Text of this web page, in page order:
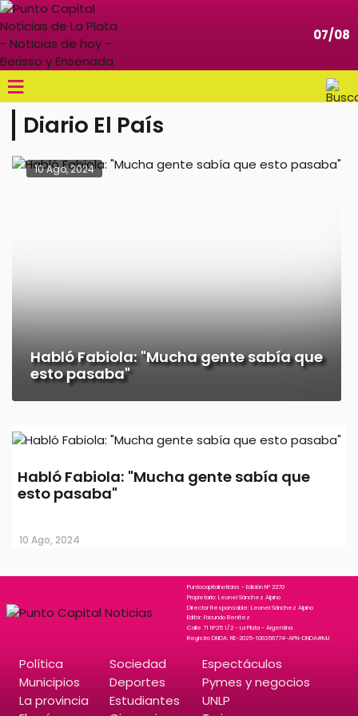
07/08
≡
Diario El País
10 Ago, 2024
Habló Fabiola: "Mucha gente sabía que
esto pasaba"
Habló Fabiola: "Mucha gente sabía que
esto pasaba"
10 Ago, 2024
Puntocapitalnoticias - Edición N° 2270
Propietario: Leonel Sánchez Alpino
Director Responsable: Leonel Sánchez Alpino
Editor: Facundo Benitez
Calle 71 N°25 1/2 - La Plata - Argentina
Registro DNDA: RE-2025-106356774-APN-DNDA#MJ
Política
Municipios
La provincia
Sociedad
Deportes
Estudiantes
Espectáculos
Pymes y negocios
UNLP